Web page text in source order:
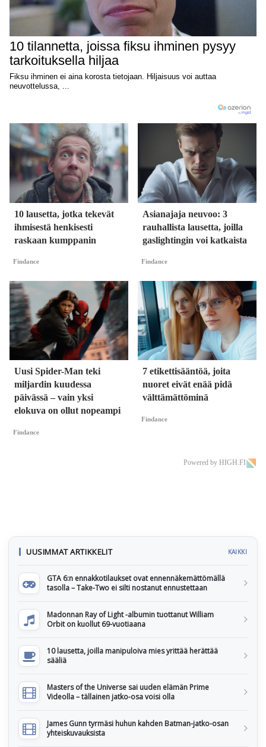
10 lausetta, jotka tekevät
ihmisestä henkisesti
raskaan kumppanin
Findance
Asianajaja neuvoo: 3
rauhallista lausetta, joilla
gaslightingin voi katkaista
Findance
Uusi Spider-Man teki
miljardin kuudessa
päivässä – vain yksi
elokuva on ollut nopeampi
Findance
7 etikettisääntöä, joita
nuoret eivät enää pidä
välttämättöminä
Findance
Powered by HIGH.FI
UUSIMMAT ARTIKKELIT KAIKKI
GTA 6:n ennakkotilaukset ovat ennennäkemättömällä
tasolla – Take-Two ei silti nostanut ennustettaan
Madonnan Ray of Light -albumin tuottanut William
Orbit on kuollut 69-vuotiaana
10 lausetta, joilla manipuloiva mies yrittää herättää
sääliä
Masters of the Universe sai uuden elämän Prime
Videolla – tällainen jatko-osa voisi olla
James Gunn tyrmäsi huhun kahden Batman-jatko-osan
yhteiskuvauksista